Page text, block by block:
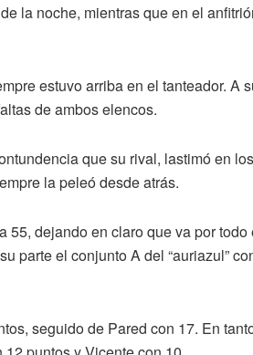
la noche, mientras que en el
estuvo arriba en el tanteador. A
de ambos elencos.
que su rival, lastimó en
la peleó desde atrás.
55, dejando en claro que va por todo
parte el conjunto A del “auriazul”
seguido de Pared con 17. En